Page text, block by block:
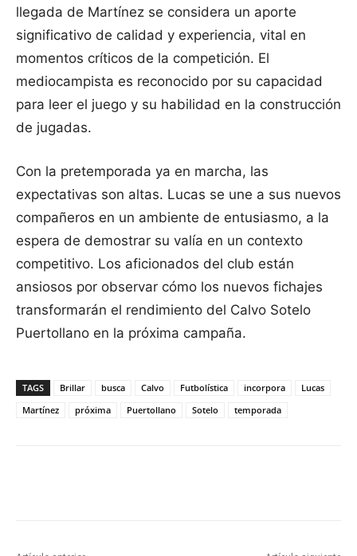
llegada de Martínez se considera un aporte
significativo de calidad y experiencia, vital en
momentos críticos de la competición. El
mediocampista es reconocido por su capacidad
para leer el juego y su habilidad en la construcción
de jugadas.
Con la pretemporada ya en marcha, las
expectativas son altas. Lucas se une a sus nuevos
compañeros en un ambiente de entusiasmo, a la
espera de demostrar su valía en un contexto
competitivo. Los aficionados del club están
ansiosos por observar cómo los nuevos fichajes
transformarán el rendimiento del Calvo Sotelo
Puertollano en la próxima campaña.
TAGS Brillar busca Calvo Futbolística incorpora
Lucas
Martínez
próxima Puertollano Sotelo temporada